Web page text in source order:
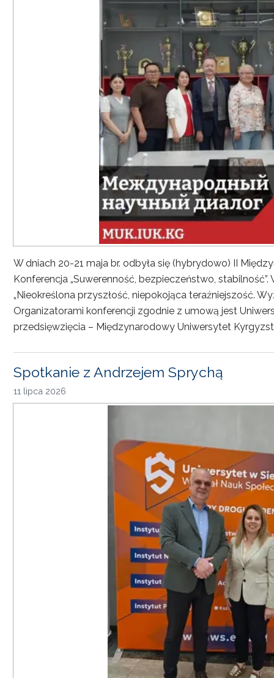
W dniach 20-21 maja br. odbyła się (hybrydowo) II
Konferencja „Suwerenność, bezpieczeństwo,
„Nieokreślona przyszłość, niepokojąca teraźniejszość.
Organizatorami konferencji zgodnie z umową jest
przedsięwzięcia – Międzynarodowy Uniwersytet
Spotkanie z Andrzejem Sprychą
11 lipca 2026